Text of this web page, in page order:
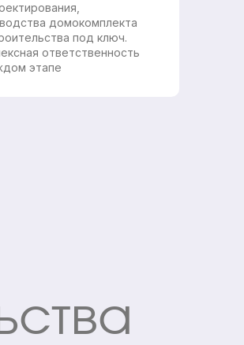
домокомплекта
под ключ.
ответственность
этапе